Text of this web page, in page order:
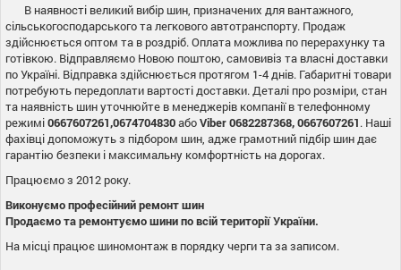
В наявності великий вибір шин, призначених для вантажного,
сільськогосподарського та легкового автотранспорту. Продаж
здійснюється оптом та в роздріб. Оплата можлива по перерахунку та
готівкою. Відправляємо Новою поштою, самовивіз та власні доставки
по Україні. Відправка здійснюється протягом 1-4 днів. Габаритні товари
потребують передоплати вартості доставки. Деталі про розміри, стан
та наявність шин уточнюйте в менеджерів компанії в телефонному
режимі0667607261,0674704830абоViber0682287368, 0667607261. Наші
фахівці допоможуть з підбором шин, адже грамотний підбір шин дає
гарантію безпеки і максимальну комфортність на дорогах.
Працюємо з 2012 року.
Виконуємо професійний ремонт шин
Продаємо та ремонтуємо шини по всій території України.
На місці працює шиномонтаж в порядку черги та за записом.